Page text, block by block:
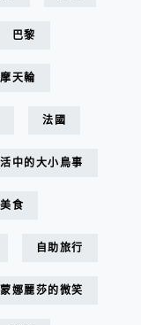
巴黎
摩天輪
法國
中的大小鳥事
美食
自助旅行
蒙娜麗莎的微笑